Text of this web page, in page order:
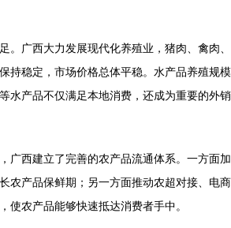
。广西大力发展现代化养殖业，猪肉、禽肉、
持稳定，市场价格总体平稳。水产品养殖规模
水产品不仅满足本地消费，还成为重要的外销
广西建立了完善的农产品流通体系。一方面加
农产品保鲜期；另一方面推动农超对接、电商
使农产品能够快速抵达消费者手中。